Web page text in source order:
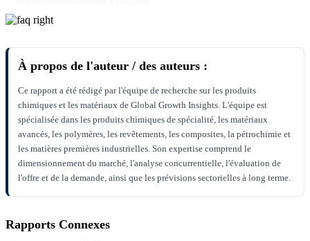
À propos de l'auteur / des auteurs :
Ce rapport a été rédigé par l'équipe de recherche sur les produits
chimiques et les matériaux de Global Growth Insights. L'équipe est
spécialisée dans les produits chimiques de spécialité, les matériaux
avancés, les polymères, les revêtements, les composites, la pétrochimie et
les matières premières industrielles. Son expertise comprend le
dimensionnement du marché, l'analyse concurrentielle, l'évaluation de
l'offre et de la demande, ainsi que les prévisions sectorielles à long terme.
Rapports Connexes